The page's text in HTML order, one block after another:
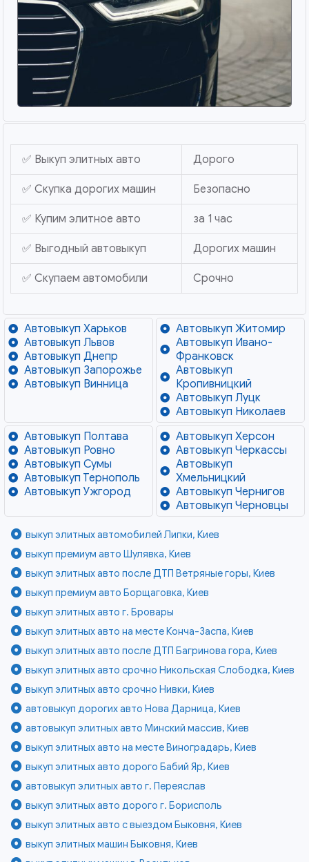
✅ Выкуп элитных авто Дорого
✅ Скупка дорогих машин Безопасно
✅ Купим элитное авто за 1 час
✅ Выгодный автовыкуп Дорогих машин
✅ Скупаем автомобили Срочно
Автовыкуп Харьков
Автовыкуп Львов
Автовыкуп Днепр
Автовыкуп Запорожье
Автовыкуп Винница
Автовыкуп Житомир
Автовыкуп Ивано-
Франковск
Автовыкуп
Кропивницкий
Автовыкуп Луцк
Автовыкуп Николаев
Автовыкуп Полтава
Автовыкуп Ровно
Автовыкуп Сумы
Автовыкуп Тернополь
Автовыкуп Ужгород
Автовыкуп Херсон
Автовыкуп Черкассы
Автовыкуп
Хмельницкий
Автовыкуп Чернигов
Автовыкуп Черновцы
выкуп элитных автомобилей Липки, Киев
выкуп премиум авто Шулявка, Киев
выкуп элитных авто после ДТП Ветряные горы, Киев
выкуп премиум авто Борщаговка, Киев
выкуп элитных авто г. Бровары
выкуп элитных авто на месте Конча-Заспа, Киев
выкуп элитных авто после ДТП Багринова гора, Киев
выкуп элитных авто срочно Никольская Слободка, Киев
выкуп элитных авто срочно Нивки, Киев
автовыкуп дорогих авто Нова Дарница, Киев
автовыкуп элитных авто Минский массив, Киев
выкуп элитных авто на месте Виноградарь, Киев
выкуп элитных авто дорого Бабий Яр, Киев
автовыкуп элитных авто г. Переяслав
выкуп элитных авто дорого г. Борисполь
выкуп элитных авто с выездом Быковня, Киев
выкуп элитных машин Быковня, Киев